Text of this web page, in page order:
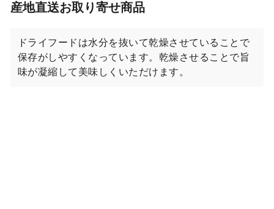
産地直送お取り寄せ商品
ドライフードは水分を抜いて乾燥させていることで
保存がしやすくなっています。乾燥させることで旨
味が凝縮して美味しくいただけます。